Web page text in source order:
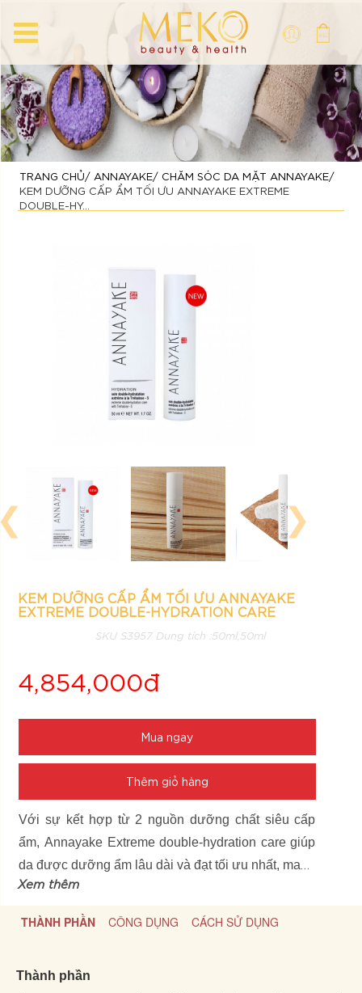
TRANG CHỦ ANNAYAKE
CHĂM SÓC DA MẶT ANNAYAKE
KEM DƯỠNG CẤP ẨM TỐI ƯU ANNAYAKE EXTREME
DOUBLE-HY...
❯
KEM DƯỠNG CẤP ẨM TỐI ƯU ANNAYAKE
EXTREME DOUBLE-HYDRATION CARE
SKU S3957 Dung tích :50ml,50ml
4,854,000đ
Mua ngay
Thêm giỏ hàng
Với sự kết hợp từ 2 nguồn dưỡng chất siêu cấp
ẩm, Annayake Extreme double-hydration care giúp
da được dưỡng ẩm lâu dài và đạt tối ưu nhất, mang
lại làn da sáng mịn và tươi trẻ.
Xem thêm
THÀNH PHẦN CÔNG DỤNG CÁCH SỬ DỤNG
Thành phần